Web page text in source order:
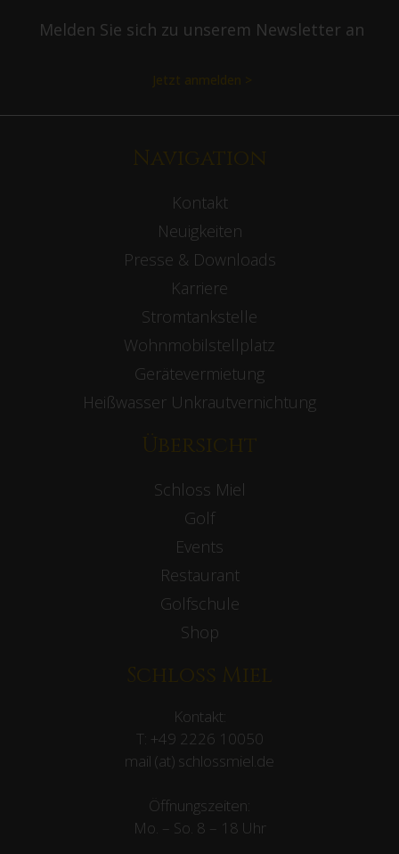
Melden Sie sich zu unserem Newsletter an
Jetzt anmelden >
Navigation
Kontakt
Neuigkeiten
Presse & Downloads
Karriere
Stromtankstelle
Wohnmobilstellplatz
Gerätevermietung
Heißwasser Unkrautvernichtung
Übersicht
Schloss Miel
Golf
Events
Restaurant
Golfschule
Shop
Schloss Miel
Kontakt:
T: +49 2226 10050
mail (at) schlossmiel.de
Öffnungszeiten:
Mo. – So. 8 – 18 Uhr